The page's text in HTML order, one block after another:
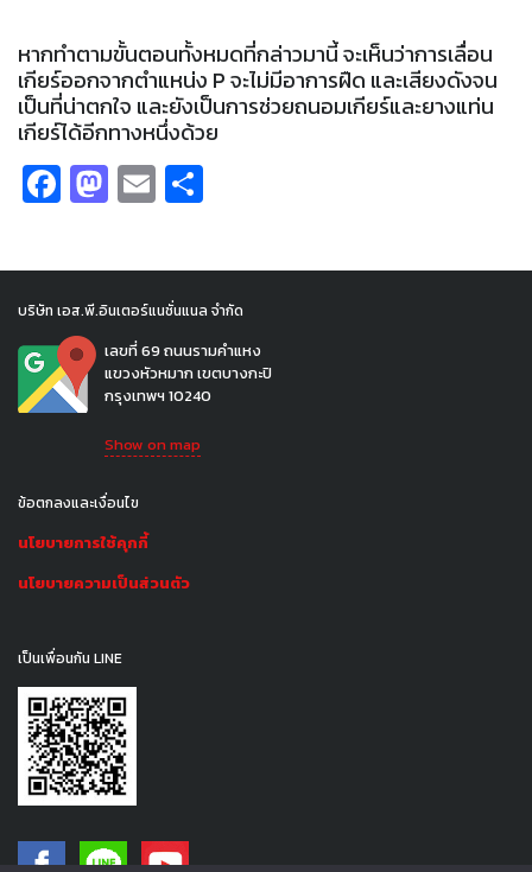
หากทำตามขั้นตอนทั้งหมดที่กล่าวมานี้ จะเห็นว่าการเลื่อน
เกียร์ออกจากตำแหน่ง P จะไม่มีอาการฝืด และเสียงดังจน
เป็นที่น่าตกใจ และยังเป็นการช่วยถนอมเกียร์และยางแท่น
เกียร์ได้อีกทางหนึ่งด้วย
Facebook
Mastodon
Email
บริษัท เอส.พี.อินเตอร์แนชั่นแนล จำกัด
เลขที่ 69 ถนนรามคำแหง
แขวงหัวหมาก เขตบางกะปิ
กรุงเทพฯ 10240
Show on map
ข้อตกลงและเงื่อนไข
นโยบายการใช้คุกกี้
นโยบายความเป็นส่วนตัว
เป็นเพื่อนกัน LINE